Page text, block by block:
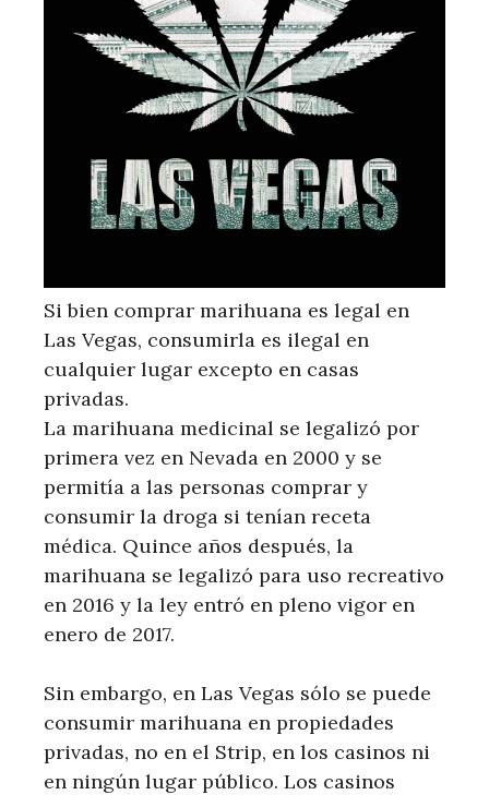
Si bien comprar marihuana es legal en
Las Vegas, consumirla es ilegal en
cualquier lugar excepto en casas
privadas.
La marihuana medicinal se legalizó por
primera vez en Nevada en 2000 y se
permitía a las personas comprar y
consumir la droga si tenían receta
médica. Quince años después, la
marihuana se legalizó para uso recreativo
en 2016 y la ley entró en pleno vigor en
enero de 2017.
Sin embargo, en Las Vegas sólo se puede
consumir marihuana en propiedades
privadas, no en el Strip, en los casinos ni
en ningún lugar público. Los casinos